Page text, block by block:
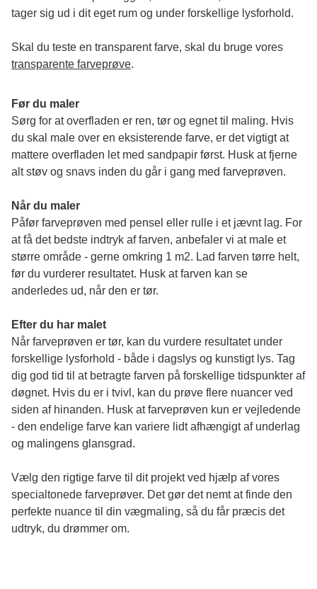
tager sig ud i dit eget rum og under forskellige lysforhold.
transparente farveprøve.
Før du maler
Sørg for at overfladen er ren, tør og egnet til maling. Hvis
du skal male over en eksisterende farve, er det vigtigt at
mattere overfladen let med sandpapir først. Husk at fjerne
alt støv og snavs inden du går i gang med farveprøven.
Når du maler
Påfør farveprøven med pensel eller rulle i et jævnt lag. For
at få det bedste indtryk af farven, anbefaler vi at male et
større område - gerne omkring 1 m2. Lad farven tørre helt,
før du vurderer resultatet. Husk at farven kan se
anderledes ud, når den er tør.
Efter du har malet
Når farveprøven er tør, kan du vurdere resultatet under
forskellige lysforhold - både i dagslys og kunstigt lys. Tag
dig god tid til at betragte farven på forskellige tidspunkter af
døgnet. Hvis du er i tvivl, kan du prøve flere nuancer ved
siden af hinanden. Husk at farveprøven kun er vejledende
- den endelige farve kan variere lidt afhængigt af underlag
og malingens glansgrad.
Vælg den rigtige farve til dit projekt ved hjælp af vores
specialtonede farveprøver. Det gør det nemt at finde den
perfekte nuance til din vægmaling, så du får præcis det
udtryk, du drømmer om.